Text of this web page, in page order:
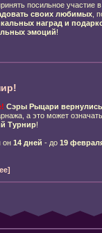
посильное участие
своих любимых,
наград и
эмоций!
Сэры Рыцари вернулись
а это может
Турнир!
он 14 дней - до 19